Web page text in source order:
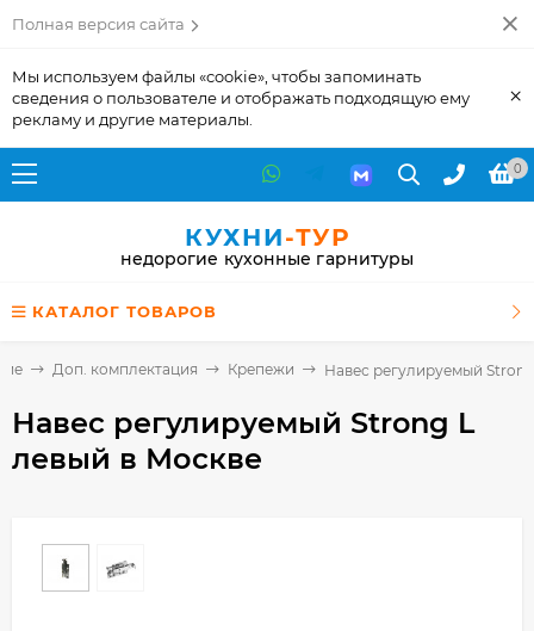
Полная версия сайта
Мы используем файлы «cookie», чтобы запоминать
сведения о пользователе и отображать подходящую ему
рекламу и другие материалы.
×
0
КУХНИ-ТУР
недорогие кухонные гарнитуры
КАТАЛОГ ТОВАРОВ
Доп. комплектация Крепежи Навес регулируемый
Навес регулируемый Strong L
левый в Москве